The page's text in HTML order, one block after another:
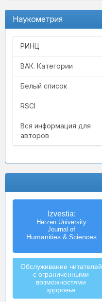
Наукометрия
РИНЦ
ВАК. Категории
Белый список
RSCI
Вся информация для
авторов
Izvestia:
Herzen University
Journal of
Humanities & Sciences
Обслуживание читателей
с ограниченными
возможностями
здоровья